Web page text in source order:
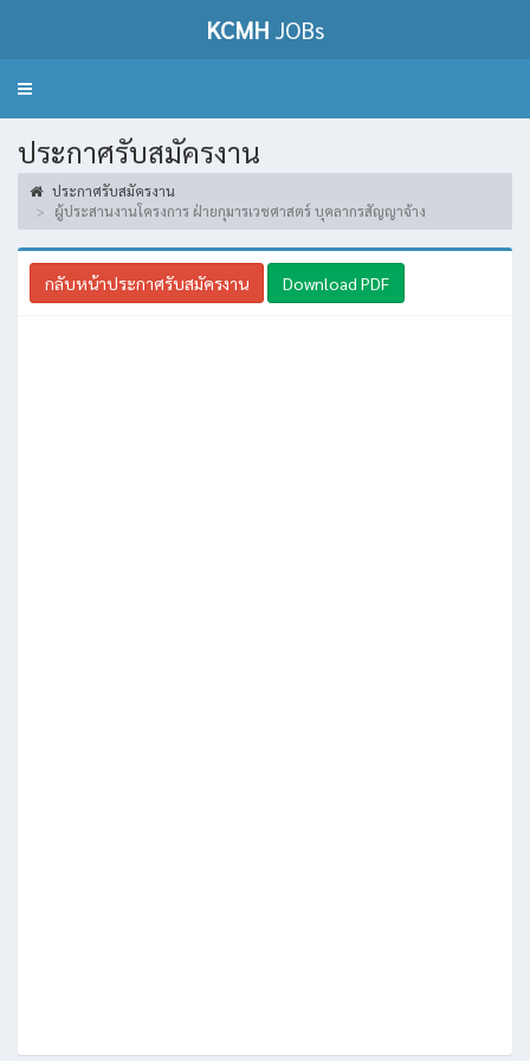
KCMH JOBs
Toggle
ประกาศรับสมัครงาน
ประกาศรับสมัครงาน
ผู้ประสานงานโครงการ ฝ่ายกุมารเวชศาสตร์ บุคลากรสัญญาจ้าง
กลับหน้าประกาศรับสมัครงาน Download PDF